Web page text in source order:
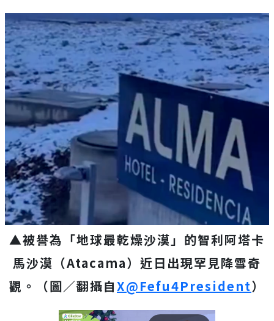
▲被譽為「地球最乾燥沙漠」的智利阿塔卡
馬沙漠（Atacama）近日出現罕見降雪奇
觀。（圖／翻攝自X@Fefu4President）